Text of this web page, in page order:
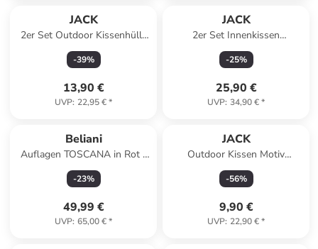
JACK
2er Set Outdoor Kissenhülle
30x50cm Motiv in Abstrakt
-39%
13,90 €
UVP: 22,95 €*
JACK
2er Set Innenkissen
Kissenfüllung 50x50cm
Wasserfest Inlett in Weiß
-25%
25,90 €
UVP: 34,90 €*
Beliani
Auflagen TOSCANA in Rot -
(W) 50 x (H) 71 x (L) 45 cm
-23%
49,99 €
UVP: 65,00 €*
JACK
Outdoor Kissen Motiv
40x40cm inkl. Füllung
Schmetterling Blau
-56%
9,90 €
UVP: 22,90 €*